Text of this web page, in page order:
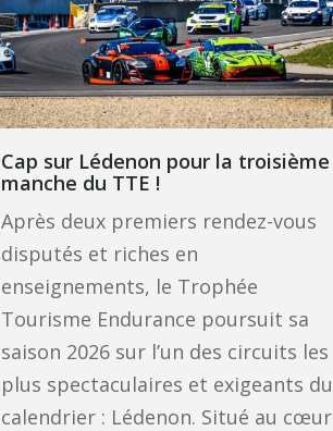
Cap sur Lédenon pour la troisième
manche du TTE !
Après deux premiers rendez-vous
disputés et riches en
enseignements, le Trophée
Tourisme Endurance poursuit sa
saison 2026 sur l’un des circuits les
plus spectaculaires et exigeants du
calendrier : Lédenon. Situé au cœur